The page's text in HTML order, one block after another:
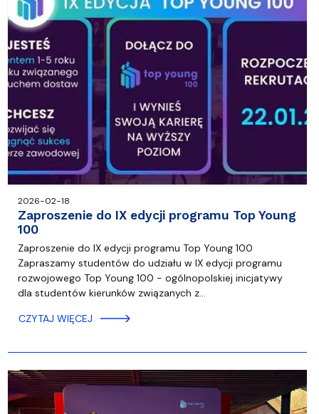
2026-02-18
Zaproszenie do IX edycji programu Top Young
100
Zaproszenie do IX edycji programu Top Young 100
Zapraszamy studentów do udziału w IX edycji programu
rozwojowego Top Young 100 - ogólnopolskiej inicjatywy
dla studentów kierunków związanych z…
CZYTAJ WIĘCEJ